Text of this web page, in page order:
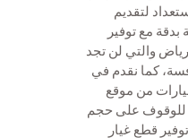
لتقديم
مع توفير
والتي لن تجد
كما نقدم في
من موقع
للوقوف على حجم
قطع غيار